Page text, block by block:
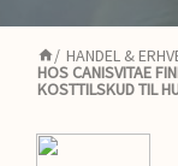
/ HANDEL &
HOS CANISVITAE
KOSTTILSKUD TIL